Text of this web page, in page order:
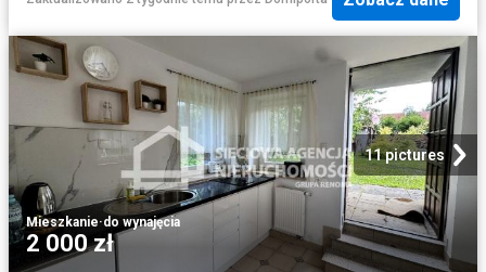
11 pictures
Mieszkanie·do wynajęcia
2 000 zł